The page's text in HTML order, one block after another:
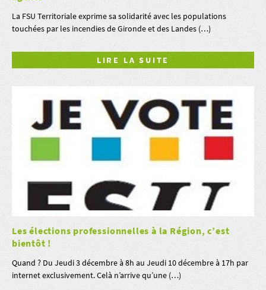
La FSU Territoriale exprime sa solidarité avec les populations
touchées par les incendies de Gironde et des Landes (…)
LIRE LA SUITE
Les élections professionnelles à la Région, c’est
bientôt !
Quand ? Du Jeudi 3 décembre à 8h au Jeudi 10 décembre à 17h par
internet exclusivement. Celà n’arrive qu’une (…)